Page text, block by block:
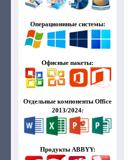
Операционнные системы:
Офисные пакеты:
Отдельные компоненты Office
2013/2024:
Продукты ABBYY: